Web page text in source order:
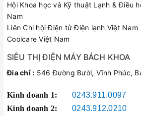
Hội Khoa học và Kỹ thuật Lạnh & Điều
Nam
Liên Chi hội Điện tử Điện lạnh Việt Nam
Coolcare Việt Nam
SIÊU THỊ ĐIỆN MÁY BÁCH KHOA
Đia chỉ : 546 Đường Bười, Vĩnh Phúc,
Kinh doanh 1:
0243.911.0097
Kinh doanh 2:
0243.912.0210